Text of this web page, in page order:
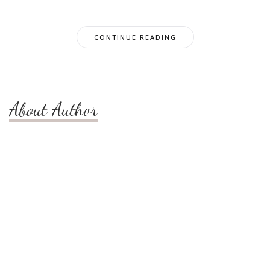
CONTINUE READING
About Author